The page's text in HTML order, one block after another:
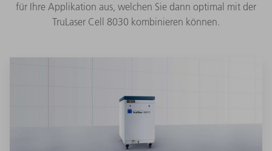
für Ihre Applikation aus, welchen Sie dann optimal mit der
TruLaser Cell 8030 kombinieren können.